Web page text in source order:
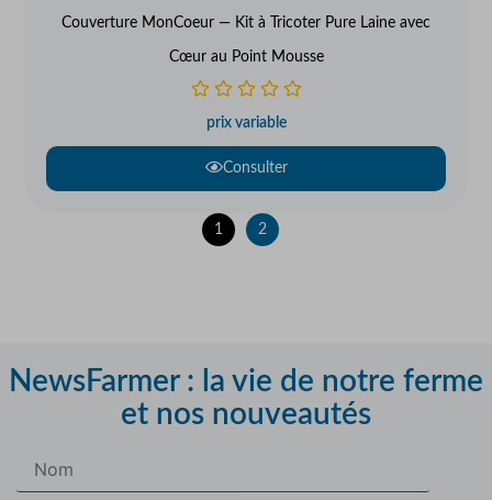
Couverture MonCoeur — Kit à Tricoter Pure Laine avec
Cœur au Point Mousse
prix variable
Consulter
1 2
NewsFarmer : la vie de notre ferme
et nos nouveautés